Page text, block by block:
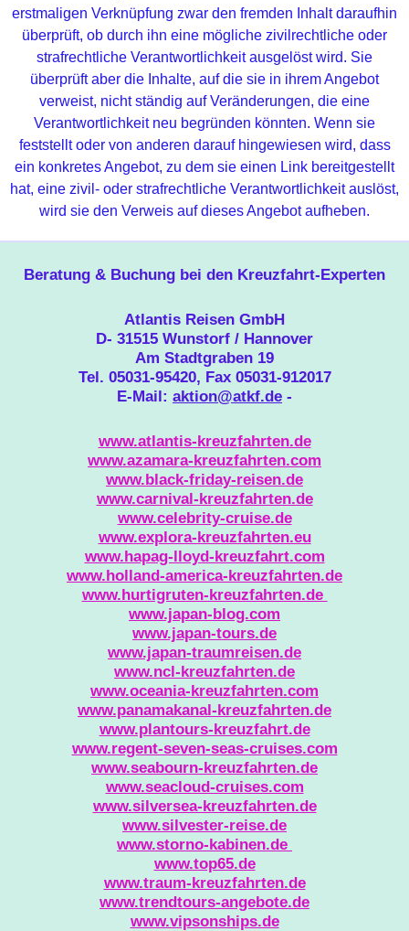
erstmaligen Verknüpfung zwar den fremden Inhalt daraufhin
überprüft, ob durch ihn eine mögliche zivilrechtliche oder
strafrechtliche Verantwortlichkeit ausgelöst wird. Sie
überprüft aber die Inhalte, auf die sie in ihrem Angebot
verweist, nicht ständig auf Veränderungen, die eine
Verantwortlichkeit neu begründen könnten. Wenn sie
feststellt oder von anderen darauf hingewiesen wird, dass
ein konkretes Angebot, zu dem sie einen Link bereitgestellt
hat, eine zivil- oder strafrechtliche Verantwortlichkeit auslöst,
wird sie den Verweis auf dieses Angebot aufheben.
Beratung & Buchung bei den Kreuzfahrt-Experten
Atlantis Reisen GmbH
D- 31515 Wunstorf / Hannover
Am Stadtgraben 19
Tel. 05031-95420, Fax 05031-912017
E-Mail: aktion@atkf.de -
www.atlantis-kreuzfahrten.de
www.azamara-kreuzfahrten.com
www.black-friday-reisen.de
www.carnival-kreuzfahrten.de
www.celebrity-cruise.de
www.explora-kreuzfahrten.eu
www.hapag-lloyd-kreuzfahrt.com
www.holland-america-kreuzfahrten.de
www.hurtigruten-kreuzfahrten.de
www.japan-blog.com
www.japan-tours.de
www.japan-traumreisen.de
www.ncl-kreuzfahrten.de
www.oceania-kreuzfahrten.com
www.panamakanal-kreuzfahrten.de
www.plantours-kreuzfahrt.de
www.regent-seven-seas-cruises.com
www.seabourn-kreuzfahrten.de
www.seacloud-cruises.com
www.silversea-kreuzfahrten.de
www.silvester-reise.de
www.storno-kabinen.de
www.top65.de
www.traum-kreuzfahrten.de
www.trendtours-angebote.de
www.vipsonships.de